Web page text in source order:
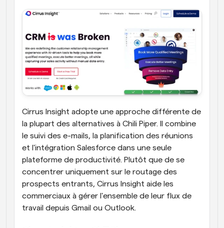
Cirrus Insight adopte une approche différente de
la plupart des alternatives à Chili Piper. Il combine
le suivi des e-mails, la planification des réunions
et l'intégration Salesforce dans une seule
plateforme de productivité. Plutôt que de se
concentrer uniquement sur le routage des
prospects entrants, Cirrus Insight aide les
commerciaux à gérer l'ensemble de leur flux de
travail depuis Gmail ou Outlook.